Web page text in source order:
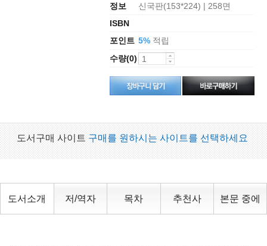
정보
신국판(153*224) | 258면
ISBN
포인트 5%적립
수량(0)
도서구매 사이트 구매를 원하시는 사이트를 선택하세요
도서소개 저/역자 목차 추천사 본문 중에